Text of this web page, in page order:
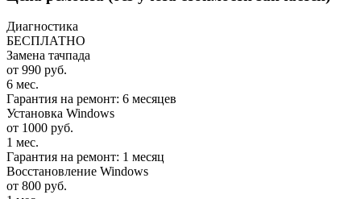
Диагностика
БЕСПЛАТНО
Замена тачпада
от 990 руб.
6 мес.
Гарантия на ремонт: 6 месяцев
Установка Windows
от 1000 руб.
1 мес.
Гарантия на ремонт: 1 месяц
Восстановление Windows
от 800 руб.